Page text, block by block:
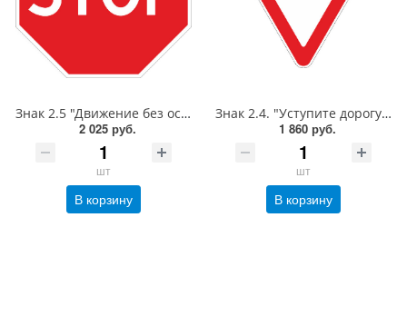
Знак 2.5 "Движение без остановки запрещено",B=700,Тип А Коммерческая (3 года),металл 0.8 мм
2 025 руб.
шт
В корзину
Знак 2.4. "Уступите дорогу",А=900,Тип А Коммерческая (3 года),металл 0.8 мм
1 860 руб.
шт
В корзину